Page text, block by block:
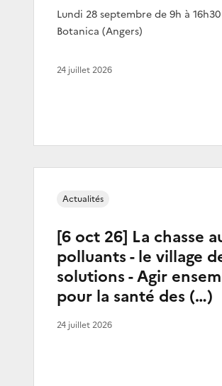
Lundi 28 septembre de 9h à
Botanica (Angers)
24 juillet 2026
[6 oct 26] La chasse
polluants - le village
solutions - Agir
pour la santé des (…)
Actualités
24 juillet 2026